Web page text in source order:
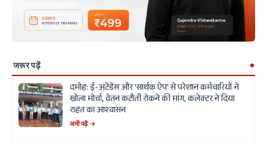
जरूर पढ़ें
दमोह: ई-अटेंडेंस और 'सार्थक ऐप' से परेशान कर्मचारियों ने
खोला मोर्चा, वेतन कटौती रोकने की मांग, कलेक्टर ने दिया
राहत का आश्वासन
अभी पढ़ें →